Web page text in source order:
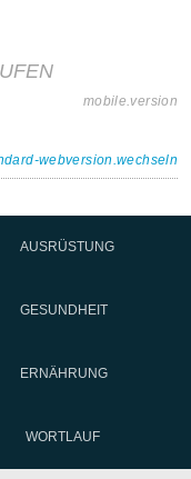
mobile.version
webversion.wechseln
AUSRÜSTUNG
GESUNDHEIT
ERNÄHRUNG
WORTLAUF